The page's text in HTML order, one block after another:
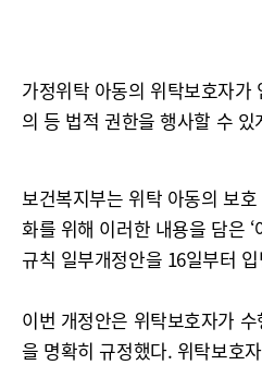
가정위탁 아동의 위탁보호자가
의 등 법적 권한을 행사할 수 있
보건복지부는 위탁 아동의 보
화를 위해 이러한 내용을 담은
규칙 일부개정안을 16일부터
이번 개정안은 위탁보호자가
을 명확히 규정했다. 위탁보호